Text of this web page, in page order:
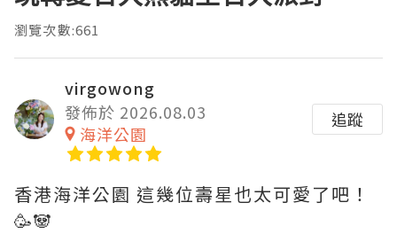
瀏覽次數:661
virgowong
發佈於 2026.08.03
海洋公園
追蹤
香港海洋公園 這幾位壽星也太可愛了吧！
🥳🐼